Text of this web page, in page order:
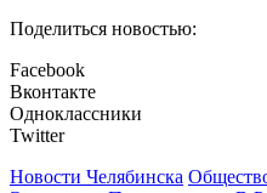
Поделиться новостью:
Facebook
Вконтакте
Одноклассники
Twitter
Новости Челябинска